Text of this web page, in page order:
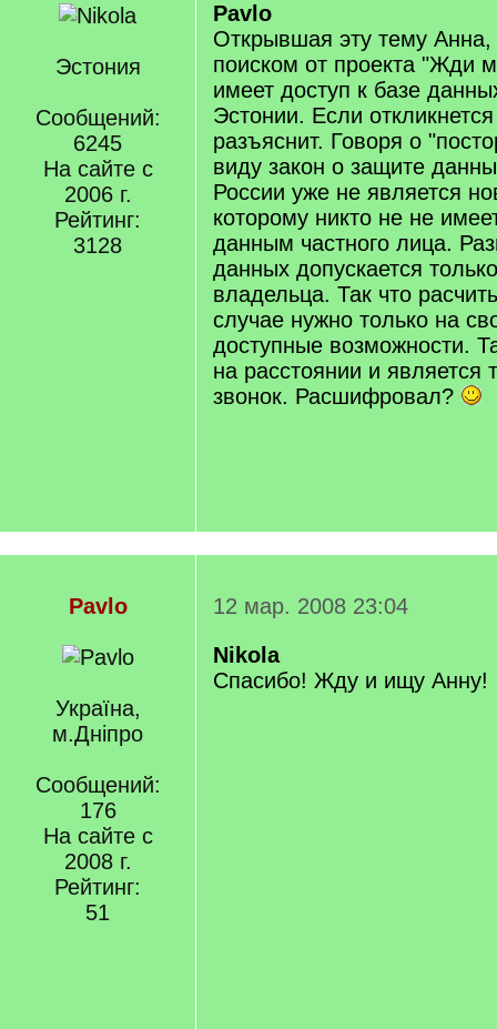
Эстония
Сообщений:
6245
На сайте с
2006 г.
Рейтинг:
3128
Pavlo
Открывшая эту тему Анна,
поиском от проекта "Жди
имеет доступ к базе
Эстонии. Если
разъяснит. Говоря о
виду закон о защите
России уже не является
которому никто не не
данным частного лица.
данных допускается
владельца. Так что
случае нужно только на
доступные возможности.
на расстоянии и является
звонок. Расшифровал?
Pavlo
Україна,
м.Дніпро
Сообщений:
176
На сайте с
2008 г.
Рейтинг:
51
12 мар. 2008 23:04
Nikola
Спасибо! Жду и ищу Анну!